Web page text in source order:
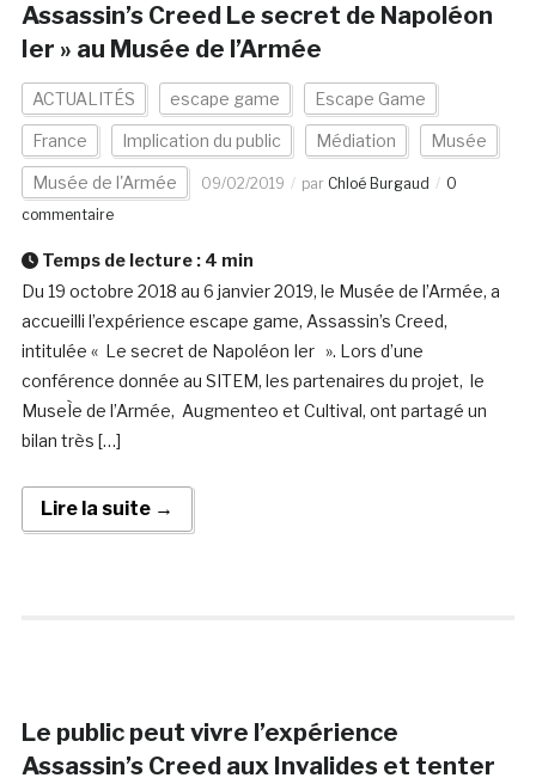
Assassin’s Creed Le secret de Napoléon
Ier » au Musée de l’Armée
ACTUALITÉS escape game Escape Game
France Implication du public Médiation Musée
Musée de l'Armée 09/02/2019 par Chloé Burgaud
0
commentaire
Temps de lecture : 4 min
Du 19 octobre 2018 au 6 janvier 2019, le Musée de l’Armée, a
accueilli l’expérience escape game, Assassin’s Creed,
intitulée « Le secret de Napoléon Ier ». Lors d’une
conférence donnée au SITEM, les partenaires du projet, le
MuseÌe de l’Armée, Augmenteo et Cultival, ont partagé un
bilan très […]
Lire la suite →
Le public peut vivre l’expérience
Assassin’s Creed aux Invalides et tenter